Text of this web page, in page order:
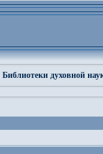
духовной